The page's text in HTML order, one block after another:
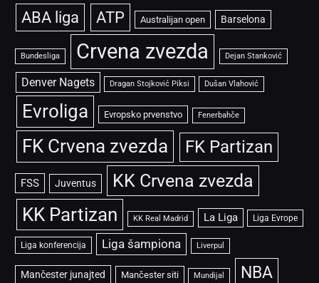
ABA liga ATP Australijan open Barselona
Bundesliga Crvena zvezda Dejan Stanković
Denver Nagets Dragan Stojković Piksi Dušan Vlahović
Evroliga Evropsko prvenstvo Fenerbahče
FK Crvena zvezda FK Partizan
FSS Juventus KK Crvena zvezda
KK Partizan KK Real Madrid La Liga Liga Evrope
Liga konferencija Liga šampiona Liverpul
Mančester junajted Mančester siti Mundijal NBA